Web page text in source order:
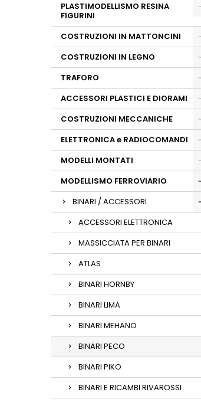
PLASTIMODELLISMO RESINA
FIGURINI
COSTRUZIONI IN MATTONCINI
COSTRUZIONI IN LEGNO
TRAFORO
ACCESSORI PLASTICI E DIORAMI
COSTRUZIONI MECCANICHE
ELETTRONICA e RADIOCOMANDI
MODELLI MONTATI
MODELLISMO FERROVIARIO
BINARI / ACCESSORI
ACCESSORI ELETTRONICA
MASSICCIATA PER BINARI
ATLAS
BINARI HORNBY
BINARI LIMA
BINARI MEHANO
BINARI PECO
BINARI PIKO
BINARI E RICAMBI RIVAROSSI